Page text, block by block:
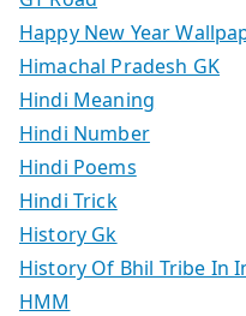
Happy New Year
Himachal Pradesh GK
Hindi Meaning
Hindi Number
Hindi Poems
Hindi Trick
History Gk
History Of Bhil Tribe In
HMM